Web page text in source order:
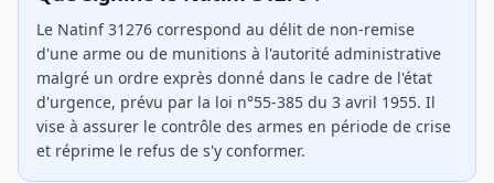
Le Natinf 31276 correspond au délit de non-remise
d'une arme ou de munitions à l'autorité administrative
malgré un ordre exprès donné dans le cadre de l'état
d'urgence, prévu par la loi n°55-385 du 3 avril 1955. Il
vise à assurer le contrôle des armes en période de crise
et réprime le refus de s'y conformer.